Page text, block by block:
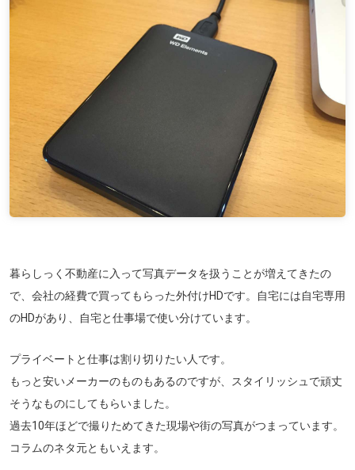
暮らしっく不動産に入って写真データを扱うことが増えてきたの
で、会社の経費で買ってもらった外付けHDです。自宅には自宅専用
のHDがあり、自宅と仕事場で使い分けています。
プライベートと仕事は割り切りたい人です。
もっと安いメーカーのものもあるのですが、スタイリッシュで頑丈
そうなものにしてもらいました。
過去10年ほどで撮りためてきた現場や街の写真がつまっています。
コラムのネタ元ともいえます。